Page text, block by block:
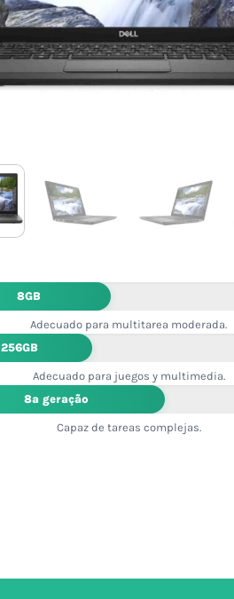
8GB
Adecuado para multitarea moderada.
256GB
Adecuado para juegos y multimedia.
8ª geração
Capaz de tareas complejas.